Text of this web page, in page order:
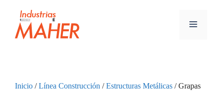
Inicio /Línea Construcción /Estructuras Metálicas / Grapas